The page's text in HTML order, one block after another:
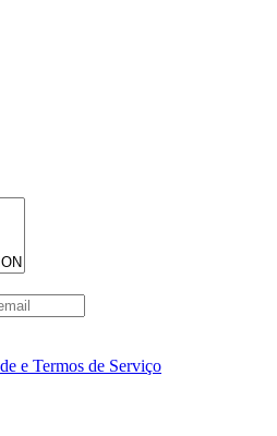
e Termos de Serviço